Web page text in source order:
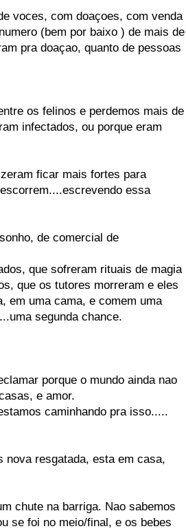
voces, com doaçoes, com venda
(bem por baixo ) de mais de
pra doaçao, quanto de pessoas
os felinos e perdemos mais de
infectados, ou porque eram
ficar mais fortes para
essa
de comercial de
que sofreram rituais de magia
que os tutores morreram e eles
em uma cama, e comem uma
segunda chance.
porque o mundo ainda nao
e amor.
caminhando pra isso.....
nova resgatada, esta em casa,
chute na barriga. Nao sabemos
se foi no meio/final, e os bebes